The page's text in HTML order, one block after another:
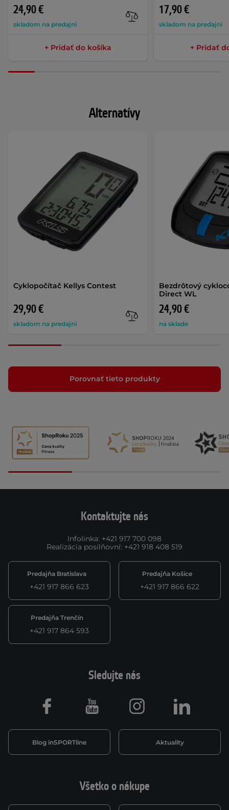
24,90 €
skladom na predajni
+ Pridať do košíka
17,90 €
skladom na predajni
+ Pridať
Alternatívy
Cyklopočítač Kellys Contest
29,90 €
skladom na predajni
Bezdrôtový
Direct WL
24,90 €
na sklade
Porovnať tieto produkty
Kontaktujte nás
Infolinka: +421 917 700 098
Realizácia posilňovní: +421 918 408 519
Predajňa Bratislava
+421 917 866 623
Predajňa Košice
+421 917 866 622
Predajňa Trenčín
+421 917 864 593
Všetko o nákupe
Sledujte nás
Blog inSPORTline Aktuality
Facebook Youtube Instagram LinkedIn